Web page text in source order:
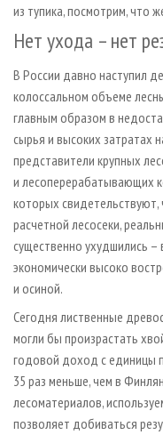
из тупика, посмотрим, что
Нет ухода – нет
В России давно наступил
колоссальном объеме
главным образом в
сырья и высоких затратах
представители крупных
и лесоперерабатывающих
которых
расчетной лесосеки,
существенно ухудшились
экономически высоко
и осиной.
Сегодня лиственные
могли бы произрастать
годовой доход с единицы
35 раз меньше, чем в
лесоматериалов,
позволяет добиваться